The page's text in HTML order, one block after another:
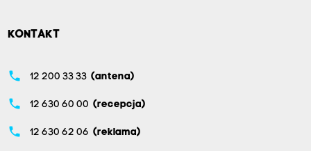
KONTAKT
phone 12 200 33 33 (antena)
phone 12 630 60 00 (recepcja)
phone 12 630 62 06 (reklama)